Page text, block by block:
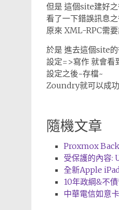
但是 這個site建好
看了一下錯誤訊息
原來 XML-RPC需
於是 進去這個site
設定=>寫作 就會看
設定之後~存檔~
Zoundry就可以成
隨機文章
Proxmox
受保護的內容:
全新Apple
10年政綱&不
中華電信如意